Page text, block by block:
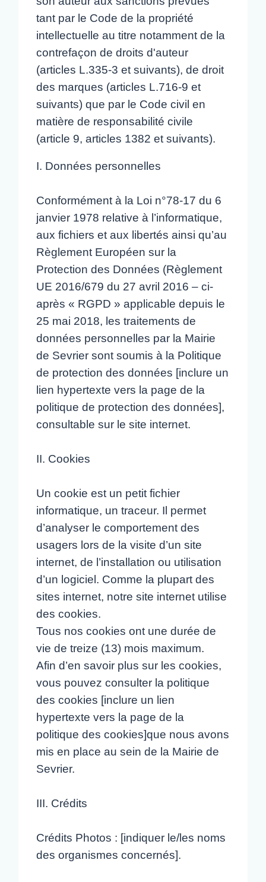
tant par le Code de la propriété
intellectuelle au titre notamment de la
contrefaçon de droits d'auteur
(articles L.335-3 et suivants), de droit
des marques (articles L.716-9 et
suivants) que par le Code civil en
matière de responsabilité civile
(article 9, articles 1382 et suivants).
I. Données personnelles
Conformément à la Loi n°78-17 du 6
janvier 1978 relative à l’informatique,
aux fichiers et aux libertés ainsi qu’au
Règlement Européen sur la
Protection des Données (Règlement
UE 2016/679 du 27 avril 2016 – ci-
après « RGPD » applicable depuis le
25 mai 2018, les traitements de
données personnelles par la Mairie
de Sevrier sont soumis à la Politique
de protection des données [inclure un
lien hypertexte vers la page de la
politique de protection des données],
consultable sur le site internet.
II. Cookies
Un cookie est un petit fichier
informatique, un traceur. Il permet
d’analyser le comportement des
usagers lors de la visite d’un site
internet, de l’installation ou utilisation
d’un logiciel. Comme la plupart des
sites internet, notre site internet utilise
des cookies.
Tous nos cookies ont une durée de
vie de treize (13) mois maximum.
Afin d’en savoir plus sur les cookies,
vous pouvez consulter la politique
des cookies [inclure un lien
hypertexte vers la page de la
politique des cookies]que nous avons
mis en place au sein de la Mairie de
Sevrier.
III. Crédits
Crédits Photos : [indiquer le/les noms
des organismes concernés].